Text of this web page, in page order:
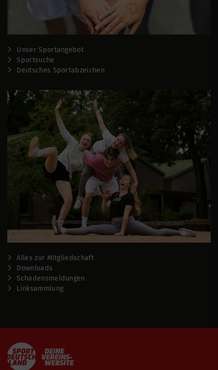
Unser Sportangebot
Sportsuche
Deutsches Sportabzeichen
Alles zur Mitgliedschaft
Downloads
Schadensmeldungen
Linksammlung